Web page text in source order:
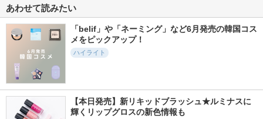
あわせて読みたい
「belif」や「ネーミング」など6月発売の韓国コス
メをピックアップ！
ハイライト
【本日発売】新リキッドブラッシュ★ルミナスに
輝くリップグロスの新色情報も